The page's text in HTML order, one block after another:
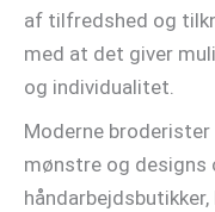
af tilfredshed og
med at det giver
og individualitet.
Moderne
mønstre og designs